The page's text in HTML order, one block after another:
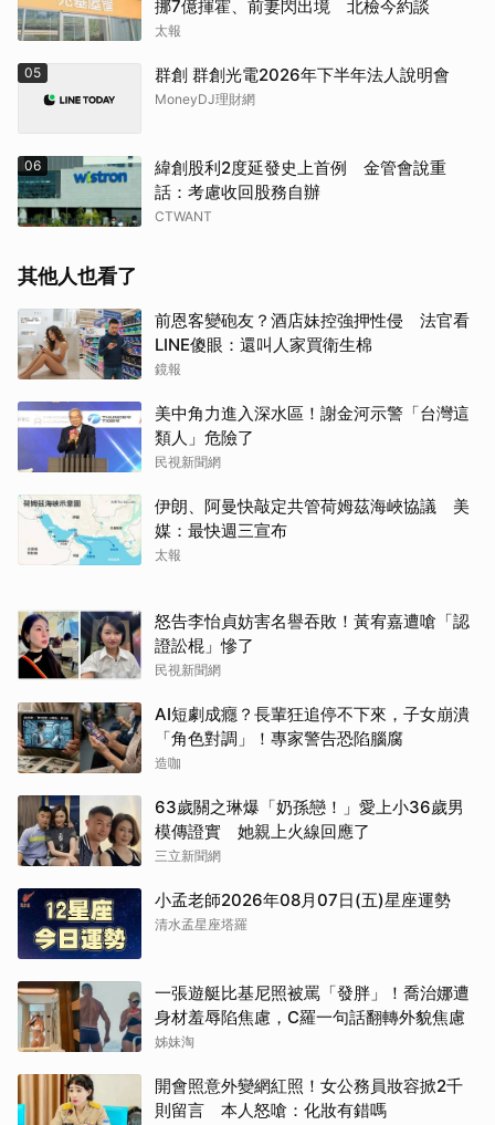
挪7億揮霍、前妻閃出境 北檢今約談
太報
05 群創 群創光電2026年下半年法人說明會
MoneyDJ理財網
06
緯創股利2度延發史上首例 金管會說重
話：考慮收回股務自辦
CTWANT
其他人也看了
前恩客變砲友？酒店妹控強押性侵 法官看
LINE傻眼：還叫人家買衛生棉
鏡報
美中角力進入深水區！謝金河示警「台灣這
類人」危險了
民視新聞網
伊朗、阿曼快敲定共管荷姆茲海峽協議 美
媒：最快週三宣布
太報
怒告李怡貞妨害名譽吞敗！黃宥嘉遭嗆「認
證訟棍」慘了
民視新聞網
AI短劇成癮？長輩狂追停不下來，子女崩潰
「角色對調」！專家警告恐陷腦腐
造咖
63歲關之琳爆「奶孫戀！」愛上小36歲男
模傳證實 她親上火線回應了
三立新聞網
小孟老師2026年08月07日(五)星座運勢
清水孟星座塔羅
一張遊艇比基尼照被罵「發胖」！喬治娜遭
身材羞辱陷焦慮，C羅一句話翻轉外貌焦慮
姊妹淘
開會照意外變網紅照！女公務員妝容掀2千
則留言 本人怒嗆：化妝有錯嗎